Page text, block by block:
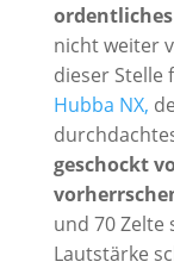
nicht weiter
dieser Stelle
Hubba NX,
geschockt
und 70 Zelte
Lautstärke